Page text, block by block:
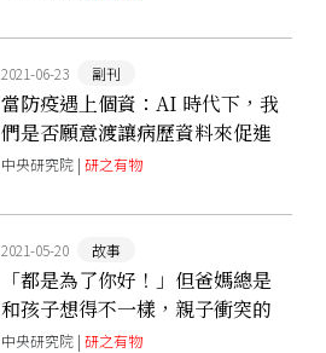
2021-06-23 副刊
當防疫遇上個資：AI 時代下，我
們是否願意渡讓病歷資料來促進
醫療進步？
中央研究院 |研之有物
2021-05-20 故事
「都是為了你好！」但爸媽總是
和孩子想得不一樣，親子衝突的
心理學解法大公開
中央研究院 |研之有物